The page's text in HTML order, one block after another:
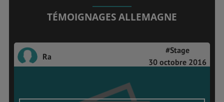
TÉMOIGNAGES ALLEMAGNE
Ra
#Stage
30 octobre 2016